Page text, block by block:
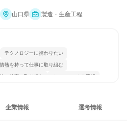
山口県 製造・生産工程
テクノロジーに携わりたい
情熱を持って仕事に取り組む
に仕事に取り組む チームワークを重視
企業情報 選考情報